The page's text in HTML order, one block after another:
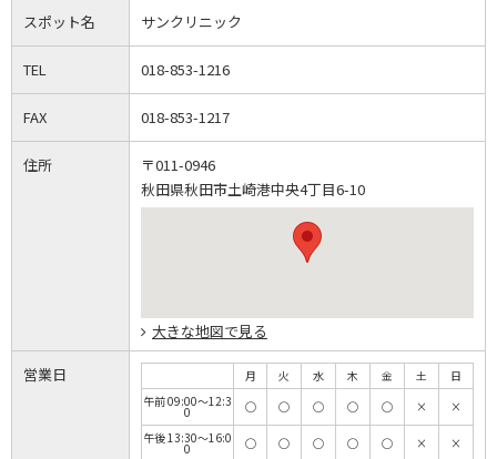
スポット名 サンクリニック
TEL 018-853-1216
FAX 018-853-1217
住所
〒011-0946
秋田県秋田市土崎港中央4丁目6-10
大きな地図で見る
営業日 月 火 水 木 金 土
日
午前 09:00～12:3
0 ◯ ◯ ◯ ◯ ◯ ×
×
午後 13:30～16:0
0 ◯ ◯ ◯ ◯ ◯ × ×